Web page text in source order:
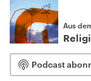
Aus
Podcast